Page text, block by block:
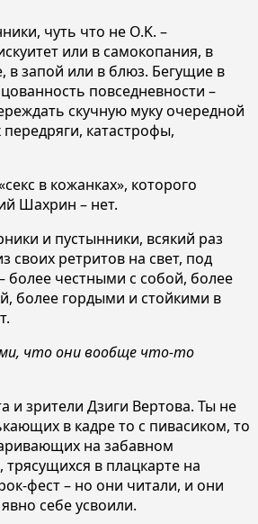
чуть что не O.K. –
или в самокопания, в
в запой или в блюз. Бегущие в
повседневности –
скучную муку очередной
катастрофы,
в кожанках», которого
Шахрин – нет.
и пустынники, всякий раз
ретритов на свет, под
более честными с собой, более
более гордыми и стойкими в
что они вообще что-то
и зрители Дзиги Вертова. Ты не
в кадре то с пивасиком, то
на забавном
в плацкарте на
фест – но они читали, и они
себе усвоили.